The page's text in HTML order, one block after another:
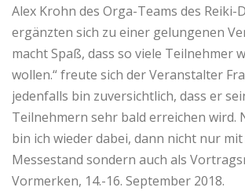
Alex Krohn des Orga-Teams des
ergänzten sich zu einer gelungenen
macht Spaß, dass so viele Teilnehmer
wollen.“ freute sich der Veranstalter
jedenfalls bin zuversichtlich, dass er
Teilnehmern sehr bald erreichen wird.
bin ich wieder dabei, dann nicht nur
Messestand sondern auch als
Vormerken, 14.-16. September 2018.